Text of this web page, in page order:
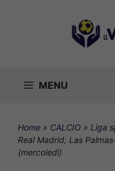
MENU
Home » CALCIO » Liga
Real Madrid, Las
(mercoledì)